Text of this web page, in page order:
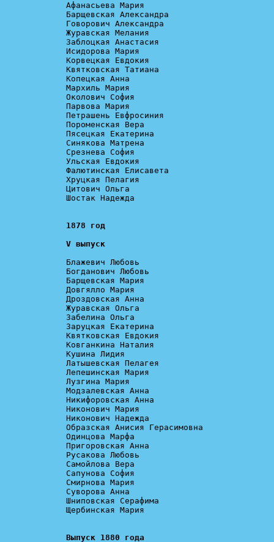
Афанасьева Мария
Барщевская Александра
Говорович Александра
Журавская Мелания
Заблоцкая Анастасия
Исидорова Мария
Корвецкая Евдокия
Квятковская Татиана
Копецкая Анна
Мархиль Мария
Околович София
Парвова Мария
Петрашень Евфросиния
Пороменская Вера
Пясецкая Екатерина
Синякова Матрена
Срезнева София
Ульская Евдокия
Фалютинская Елисавета
Хруцкая Пелагия
Цитович Ольга
Шостак Надежда
V выпуск
Блажевич Любовь
Богданович Любовь
Барщевская Мария
Довгялло Мария
Дроздовская Анна
Журавская Ольга
Забелина Ольга
Заруцкая Екатерина
Квятковская Евдокия
Ковганкина Наталия
Кушина Лидия
Латышевская Пелагея
Лепешинская Мария
Лузгина Мария
Модзалевская Анна
Никифоровская Анна
Никонович Мария
Никонович Надежда
Образская Анисия Герасимовна
Одинцова Марфа
Пригоровская Анна
Русакова Любовь
Самойлова Вера
Сапунова София
Смирнова Мария
Суворова Анна
Шниповская Серафима
Щербинская Мария